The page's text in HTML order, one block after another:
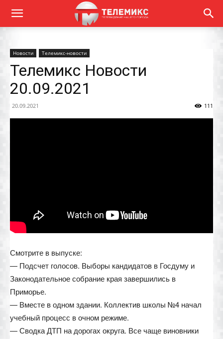
Новости Телемикс-новости
Телемикс Новости
20.09.2021
20.09.2021 111
Смотрите в выпуске:
— Подсчет голосов. Выборы кандидатов в Госдуму и
Законодательное собрание края завершились в
Приморье.
— Вместе в одном здании. Коллектив школы №4 начал
учебный процесс в очном режиме.
— Сводка ДТП на дорогах округа. Все чаще виновники